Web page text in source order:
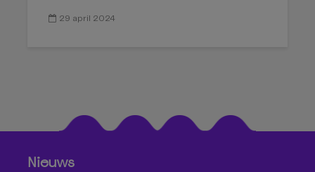
29 april 2024
Nieuws